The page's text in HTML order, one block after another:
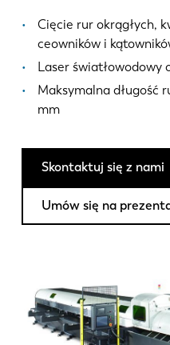
Cięcie rur okrągłych,
ceowników i
Laser światłowodowy
Maksymalna długość
mm
Skontaktuj się z nami
Umów się na
O firmie LVD
Aktualności
Odkryj LVD
Realizacje
Centrum zasobów
Branże i rozwiązania
Oferty pracy